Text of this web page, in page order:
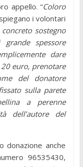
appello. “Coloro
i volontari
sostegno
spessore
dare
euro, prenotare
del donatore
sulla parete
a perenne
dell’autore del
donazione anche
96535430,